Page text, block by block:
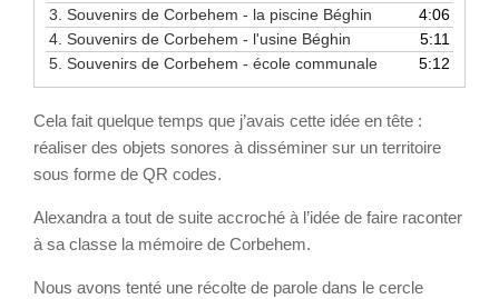
3. Souvenirs de Corbehem - la piscine Béghin
4:06
4. Souvenirs de Corbehem - l'usine Béghin
5:11
5. Souvenirs de Corbehem - école communale 5:12
Cela fait quelque temps que j’avais cette idée en tête :
réaliser des objets sonores à disséminer sur un territoire
sous forme de QR codes.
Alexandra a tout de suite accroché à l’idée de faire raconter
à sa classe la mémoire de Corbehem.
Nous avons tenté une récolte de parole dans le cercle